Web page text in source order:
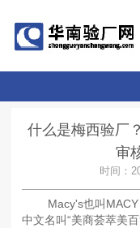
什么是梅西验厂
审
时间：
Macy's也叫MACY
中文名叫“美商荟萃美